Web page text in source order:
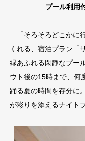
プール利用
「そろそろどこかに
くれる、宿泊プラン「
緑あふれる閑静なプー
ウト後の15時まで、何
踊る夏の時間を存分に
が彩りを添えるナイト